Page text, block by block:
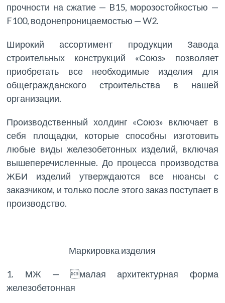
прочности на сжатие — B15, морозостойкостью —
F100, водонепроницаемостью — W2.
Широкий ассортимент продукции Завода
строительных конструкций «Союз» позволяет
приобретать все необходимые изделия для
общегражданского строительства в нашей
организации.
Производственный холдинг «Союз» включает в
себя площадки, которые способны изготовить
любые виды железобетонных изделий, включая
вышеперечисленные. До процесса производства
ЖБИ изделий утверждаются все нюансы с
заказчиком, и только после этого заказ поступает в
производство.
Маркировка изделия
1. МЖ — малая архитектурная форма
железобетонная